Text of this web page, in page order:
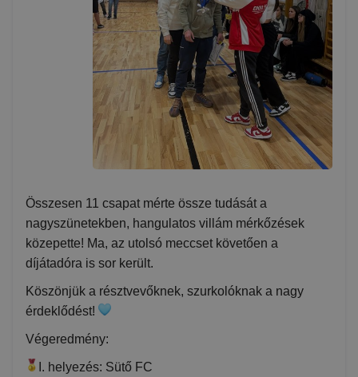
Összesen 11 csapat mérte össze tudását a
nagyszünetekben, hangulatos villám mérkőzések
közepette! Ma, az utolsó meccset követően a
díjátadóra is sor került.
Köszönjük a résztvevőknek, szurkolóknak a nagy
érdeklődést!
Végeredmény:
I. helyezés: Sütő FC